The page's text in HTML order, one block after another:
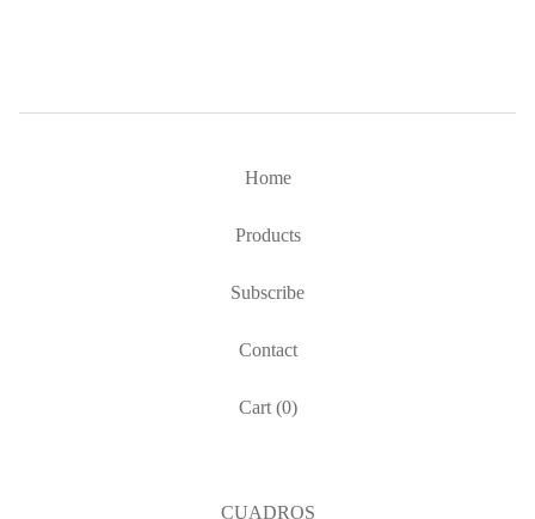
Home
Products
Subscribe
Contact
Cart (0)
CUADROS